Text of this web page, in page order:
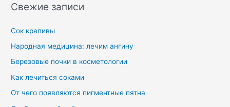
Свежие записи
Сок крапивы
Народная медицина: лечим ангину
Березовые почки в косметологии
Как лечиться соками
От чего появляются пигментные пятна